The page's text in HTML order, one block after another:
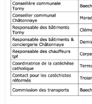
Calendrier
Horaire des classes
Horaire des transports
Vacances des années